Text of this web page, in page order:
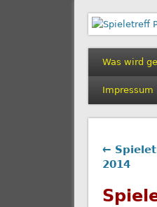
Was wird
Impressum
←
2014